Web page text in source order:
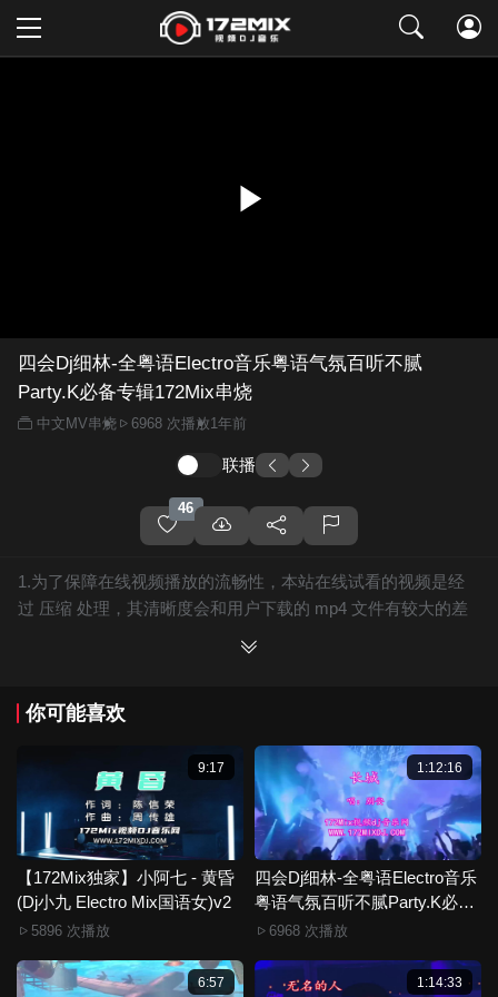
取消
四会Dj细林-全粤语Electro音乐粤语气氛百听不腻
Party.K必备专辑172Mix串烧
中文MV串烧 6968 次播放1年前
联播
46
1.为了保障在线视频播放的流畅性，本站在线试看的视频是经
过 压缩 处理，其清晰度会和用户下载的 mp4 文件有较大的差
保证高清晰。
3.如果你喜欢 《四会Dj细林-全粤语Electro音乐粤语气氛百听不
腻Party.K必备专辑172Mix串烧》，赶快介绍给你的朋友，一起
来分享！
4.如果您发现 《四会Dj细林-全粤语Electro音乐粤语气氛百听不
腻Party.K必备专辑172Mix串烧》视频存在分类错误，清晰度不
够或无法播放的问题，请点击这里进行 我要纠错， 谢谢！
5.172Mix舞曲视频网禁止发布违规违法的信息，若您发现有相
关违规违法内容，请点击这里进行 举报投诉 ，一旦核实，平台
6.本站音视频文件部分由用户上传发布，其版权归原作者所
你可能喜欢
9:17
【172Mix独家】小阿七 - 黄昏
(Dj小九 Electro Mix国语女)v2
5896 次播放
1:12:16
四会Dj细林-全粤语Electro音乐
粤语气氛百听不腻Party.K必备
专辑172Mix串烧
6968 次播放
6:57 1:14:33